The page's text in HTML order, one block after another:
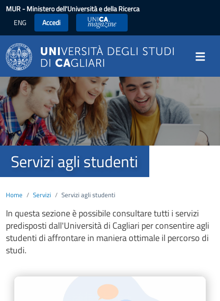
Salta al contenuto principale
MUR- Ministero dell'Università e della Ricerca
ENG
Accedi UniCA News
Image
Servizi agli studenti
Home Servizi Servizi agli studenti
In questa sezione è possibileconsultare tutti i servizi
predisposti dall'Università di Cagliari per consentire agli
studenti di affrontare in maniera ottimale il percorso di
studi.
Cards
Image